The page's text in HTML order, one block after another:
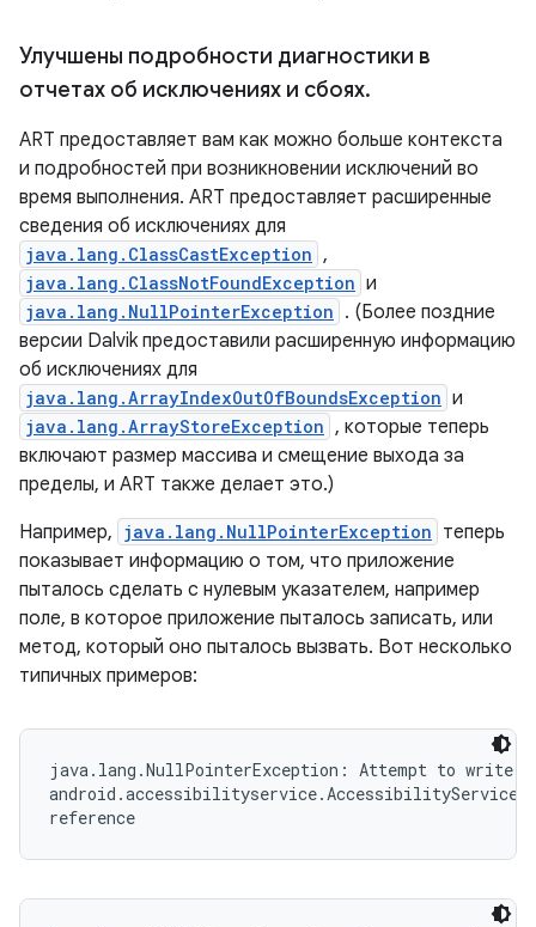
Улучшены подробности диагностики в
отчетах об исключениях и сбоях.
ART предоставляет вам как можно больше контекста
и подробностей при возникновении исключений во
время выполнения. ART предоставляет расширенные
сведения об исключениях для
java.lang.ClassCastException ,
java.lang.ClassNotFoundException и
java.lang.NullPointerException . (Более поздние
версии Dalvik предоставили расширенную информацию
об исключениях для
java.lang.ArrayIndexOutOfBoundsException и
java.lang.ArrayStoreException , которые теперь
включают размер массива и смещение выхода за
пределы, и ART также делает это.)
Например, java.lang.NullPointerException теперь
показывает информацию о том, что приложение
пыталось сделать с нулевым указателем, например
поле, в которое приложение пыталось записать, или
метод, который оно пыталось вызвать. Вот несколько
типичных примеров:
java.lang.NullPointerException: Attempt to
reference